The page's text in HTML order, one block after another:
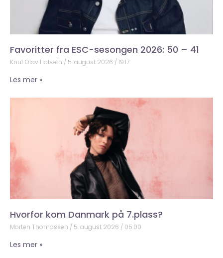
Favoritter fra ESC-sesongen 2026: 50 – 41
Knut Olav Halseth 5. august 2026 19:17
Les mer »
Hvorfor kom Danmark på 7.plass?
Morten Thomassen 5. august 2026 05:00
Les mer »